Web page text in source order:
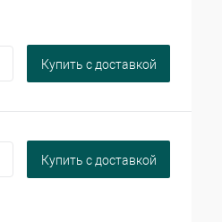
Купить c доставкой
Купить c доставкой